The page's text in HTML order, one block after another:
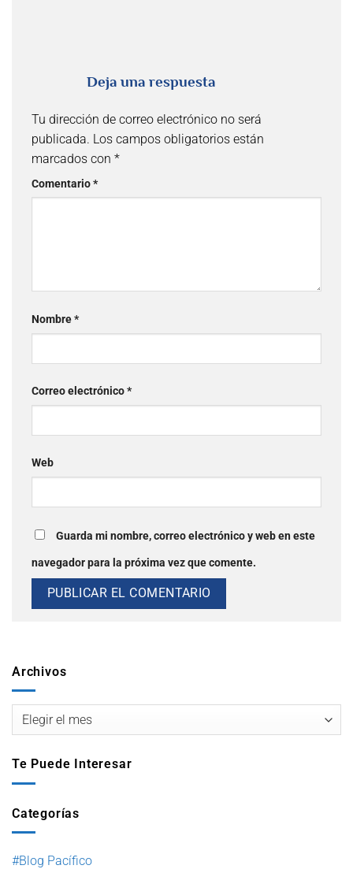
Archivos
Te Puede Interesar
Categorías
#Blog Pacífico
Deja una respuesta
Tu dirección de correo electrónico no será
publicada. Los campos obligatorios están
marcados con *
Comentario*
Nombre*
Correo electrónico*
Web
Guarda mi nombre, correo electrónico y web en este
navegador para la próxima vez que comente.